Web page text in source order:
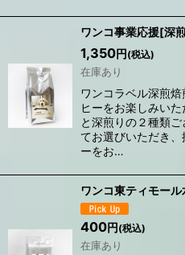
ワンコ事業応援[深
1,350円 (税込)
在庫あり
ワンコラベル深煎
ヒーをお楽しみい
と深煎りの２種類
てお選びいただき
ーをお…
ワンコ東ティモー
400円(税込)
在庫あり